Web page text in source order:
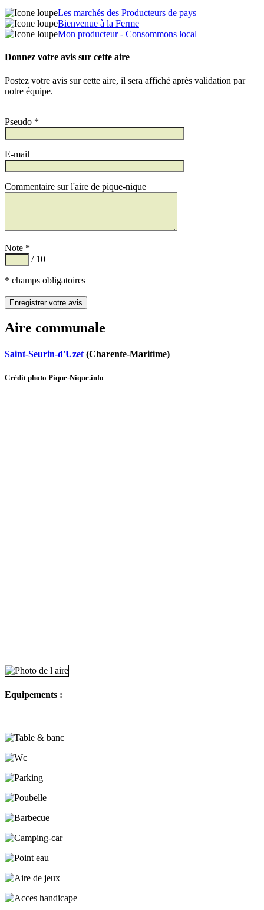
Les marchés des Producteurs de pays
Bienvenue à la Ferme
Mon producteur - Consommons local
Donnez votre avis sur cette aire
Postez votre avis sur cette aire, il sera affiché après validation par
notre équipe.
Pseudo *
E-mail
Commentaire sur l'aire de pique-nique
Note *
/ 10
* champs obligatoires
Aire communale
Saint-Seurin-d'Uzet (Charente-Maritime)
Crédit photo Pique-Nique.info
Equipements :